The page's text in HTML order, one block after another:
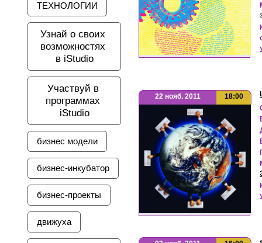
ТЕХНОЛОГИИ
Узнай о своих
возможностях
в iStudio
Участвуй в
программах
iStudio
бизнес модели
бизнес-инкубатор
бизнес-проекты
движуха
22 нояб. 2011 18:00